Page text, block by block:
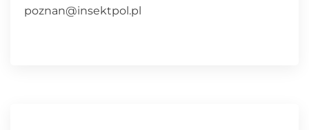
poznan@insektpol.pl